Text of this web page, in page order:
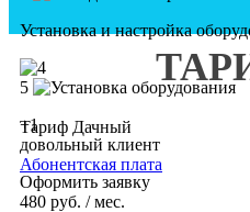
Установка и настройка
5
+1
довольный клиент
Оформить заявку
Тариф Дачный
Абонентская плата
480 руб. / мес.